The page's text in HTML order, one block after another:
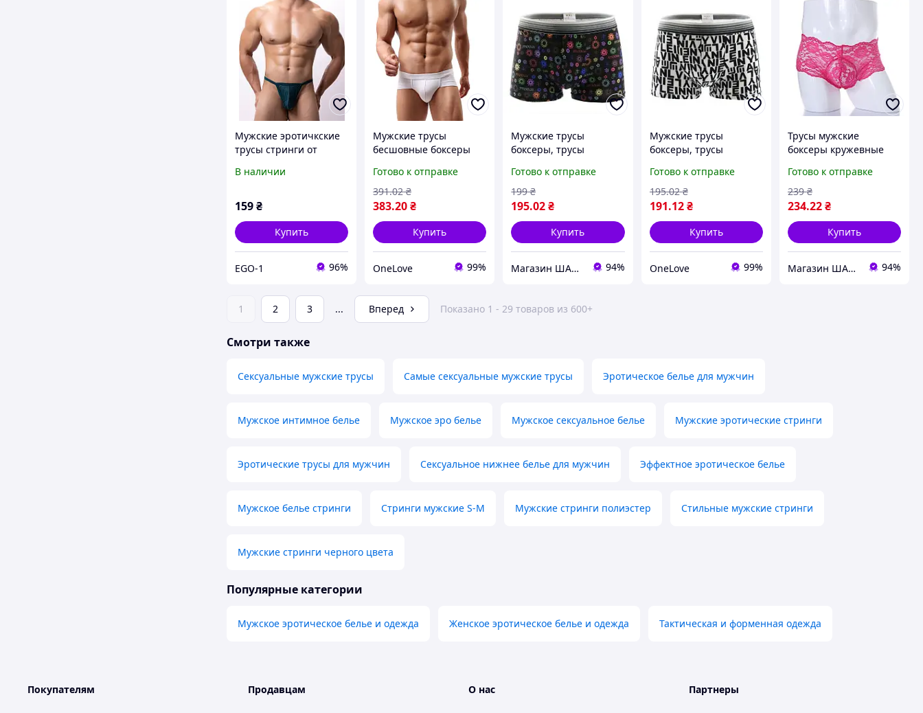
Мужские эротичкские
трусы стринги от
зеленого цвета
В наличии
159₴
Купить
EGO-1 96%
Мужские трусы
бесшовные боксеры
Готово к отправке
383.20₴
391.02 ₴
Купить
OneLove 99%
Мужские трусы
боксеры, трусы
Готово к отправке
195.02₴
199 ₴
Купить
Магазин ШАРМ 94%
Мужские трусы
боксеры, трусы
Готово к отправке
191.12 ₴
195.02 ₴
Купить
OneLove 99%
Трусы мужские
боксеры кружевные
трусы кружевные
Готово к отправке
234.22₴
239 ₴
Купить
Магазин ШАРМ 94%
1 2 3 ... Вперед Показано 1 - 29 товаров из 600+
Смотри также
Сексуальные мужские трусы Самые сексуальные мужские трусы Эротическое белье для мужчин
Мужское интимное белье Мужское эро белье Мужское сексуальное белье Мужские эротические стринги
Эротические трусы для мужчин Сексуальное нижнее белье для мужчин Эффектное эротическое белье
Мужское белье стринги Стринги мужские S-M Мужские стринги полиэстер Стильные мужские стринги
Мужские стринги черного цвета
Популярные категории
Мужское эротическое белье и одежда Женское эротическое белье и одежда Тактическая и форменная одежда
Покупателям Продавцам О нас Партнеры